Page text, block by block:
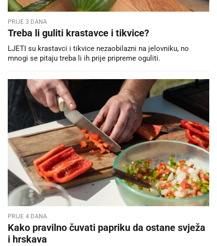
PRIJE 3 DANA
Treba li guliti krastavce i tikvice?
LJETI su krastavci i tikvice nezaobilazni na jelovniku, no
mnogi se pitaju treba li ih prije pripreme oguliti.
PRIJE 4 DANA
Kako pravilno čuvati papriku da ostane svježa
i hrskava